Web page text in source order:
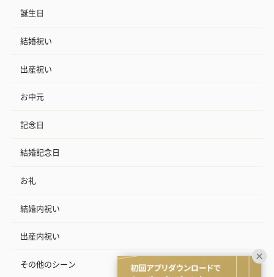
誕生日
結婚祝い
出産祝い
お中元
記念日
結婚記念日
お礼
結婚内祝い
出産内祝い
その他のシーン